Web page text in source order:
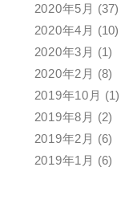
2020年5月 (37)
2020年4月 (10)
2020年3月 (1)
2020年2月 (8)
2019年10月 (1)
2019年8月 (2)
2019年2月 (6)
2019年1月 (6)